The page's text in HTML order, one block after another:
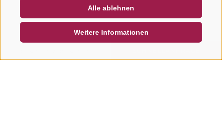
Alle ablehnen
Weitere Informationen